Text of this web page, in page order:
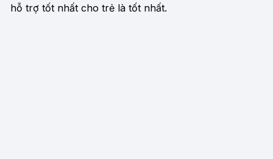
hỗ trợ tốt nhất cho trẻ là tốt nhất.